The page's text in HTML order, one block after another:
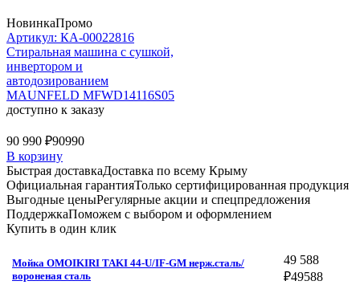
НовинкаПромо
Артикул: КА-00022816
Стиральная машина c сушкой,
инвертором и
автодозированием
MAUNFELD MFWD14116S05
доступно к заказу
90 990 ₽90990
В корзину
Быстрая доставкаДоставка по всему Крыму
Официальная гарантияТолько сертифицированная продукция
Выгодные ценыРегулярные акции и спецпредложения
ПоддержкаПоможем с выбором и оформлением
Купить в один клик
Мойка OMOIKIRI TAKI 44-U/IF-GM нерж.сталь/
вороненая сталь
49 588
₽49588